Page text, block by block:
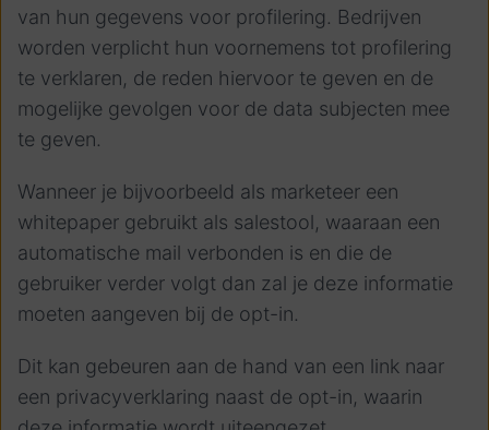
van hun gegevens voor profilering. Bedrijven
worden verplicht hun voornemens tot profilering
te verklaren, de reden hiervoor te geven en de
mogelijke gevolgen voor de data subjecten mee
te geven.
Wanneer je bijvoorbeeld als marketeer een
whitepaper gebruikt als salestool, waaraan een
automatische mail verbonden is en die de
gebruiker verder volgt dan zal je deze informatie
moeten aangeven bij de opt-in.
Dit kan gebeuren aan de hand van een link naar
een privacyverklaring naast de opt-in, waarin